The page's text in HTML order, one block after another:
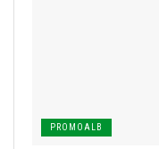
PROMOALB